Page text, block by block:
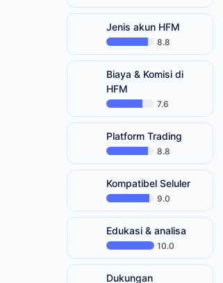
Jenis akun HFM
8.8
Biaya & Komisi di
HFM
7.6
Platform Trading
8.8
Kompatibel Seluler
9.0
Edukasi & analisa
10.0
Dukungan pelanggan